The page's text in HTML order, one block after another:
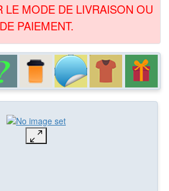
LE MODE DE LIVRAISON OU
DE PAIEMENT.